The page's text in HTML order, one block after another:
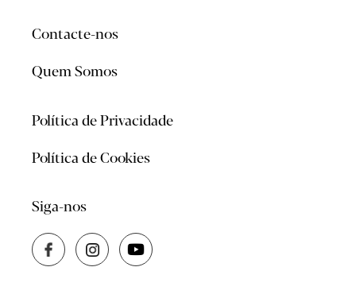
Contacte-nos
Quem Somos
Política de Privacidade
Política de Cookies
Siga-nos